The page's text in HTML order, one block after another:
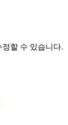
할 수 있습니다.